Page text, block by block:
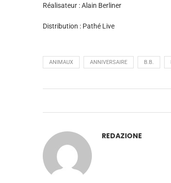
Réalisateur : Alain Berliner
Distribution : Pathé Live
ANIMAUX ANNIVERSAIRE B.B.
REDAZIONE